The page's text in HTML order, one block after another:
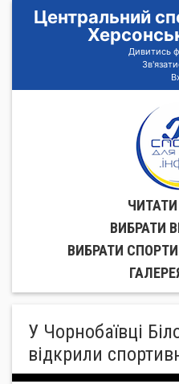
Центральний
Дивитись
ВИБРАТИ
ВИБРАТИ
У Чорнобаївці
відкрили